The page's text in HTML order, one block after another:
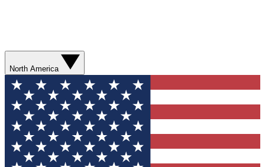
North America